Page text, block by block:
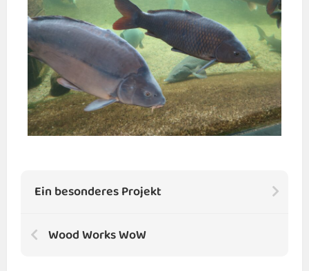
Ein besonderes Projekt
Wood Works WoW